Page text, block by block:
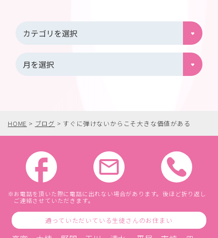
HOME > ブログ > すぐに弾けないからこそ大きな価値がある
お電話を頂いた際に電話に出れない場合があります。後ほど折り返し
ご連絡させていただきます。
通っていただいている生徒さんのお住まい